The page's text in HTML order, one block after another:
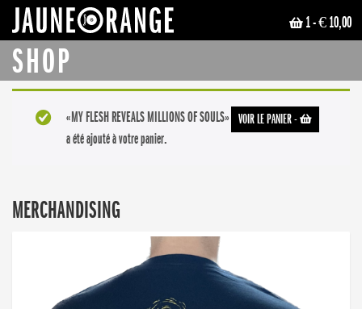
1- € 10,00
SHOP
VOIR LE PANIER-
«MY FLESH REVEALS MILLIONS OF SOULS»
a été ajouté à votre panier.
MERCHANDISING